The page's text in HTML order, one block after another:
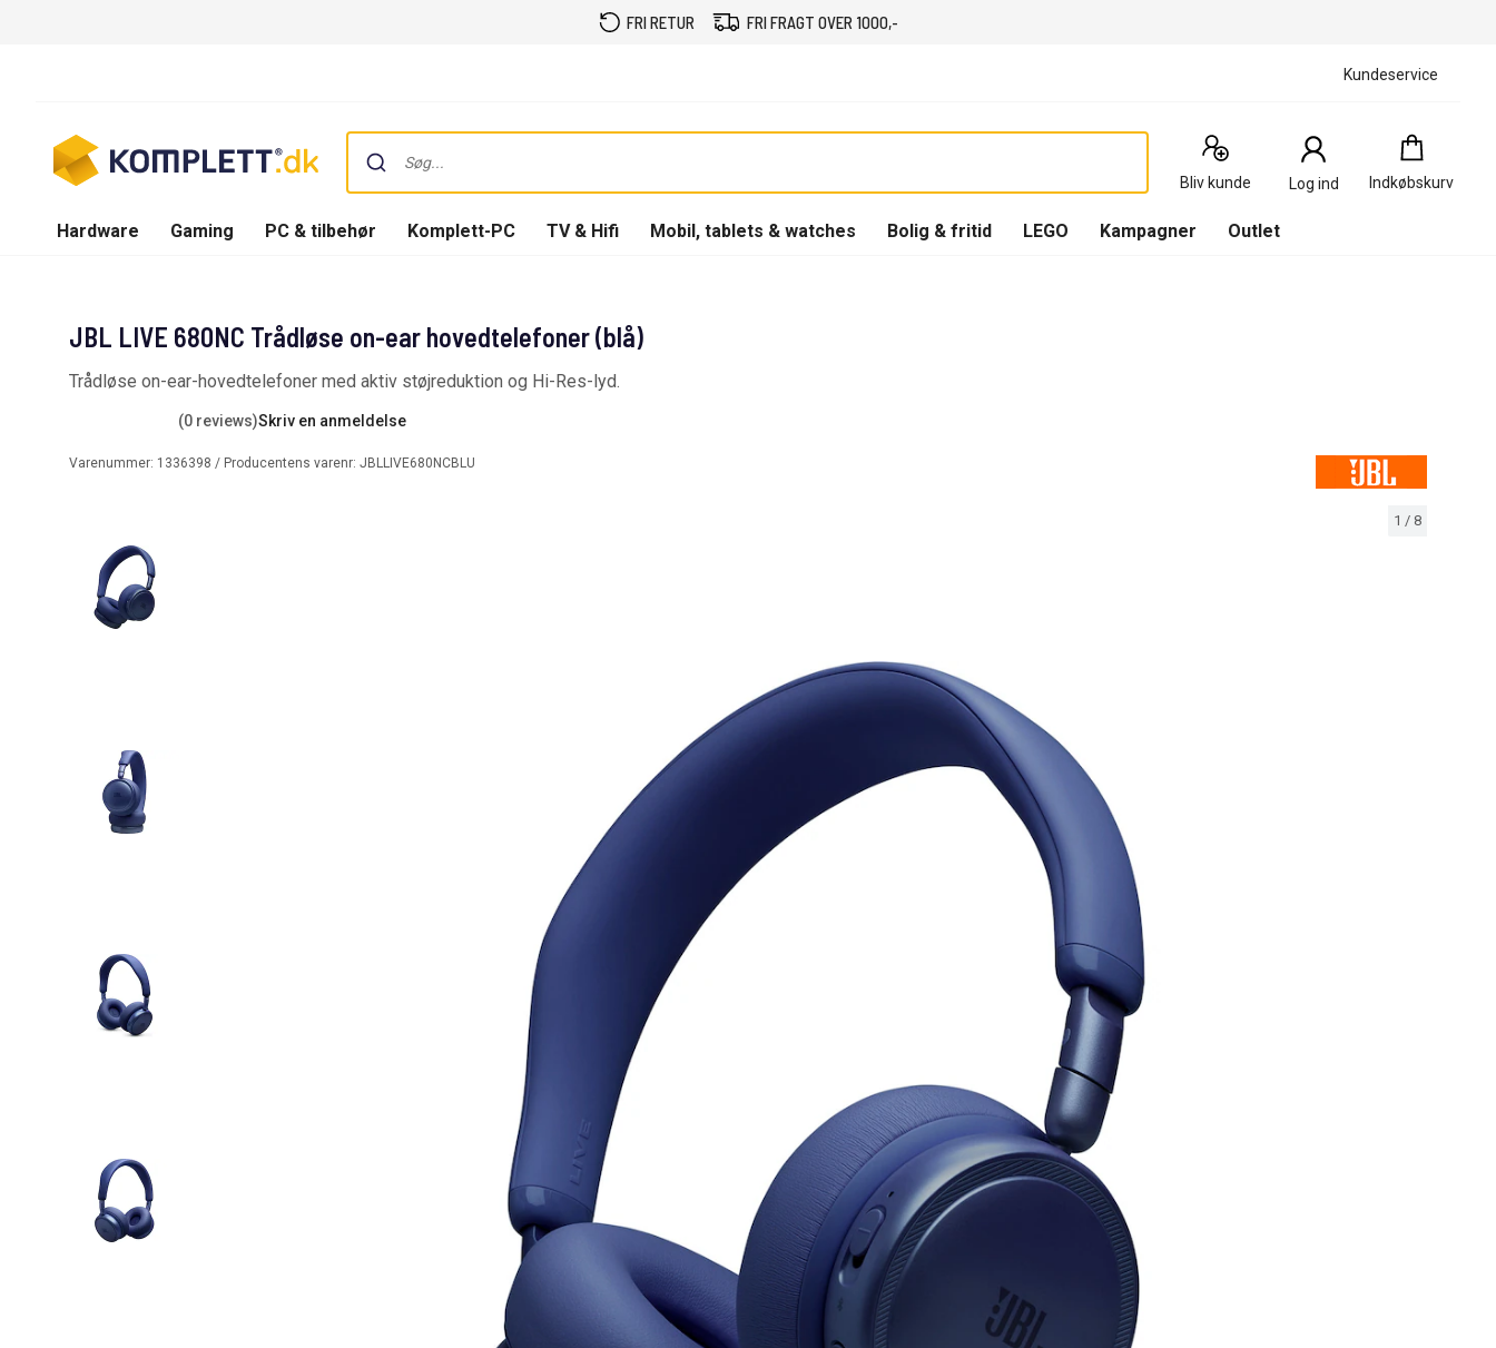
FRI RETUR FRI FRAGT OVER 1000,-
Kundeservice
Bliv kunde Log ind Indkøbskurv
Indkøbskurv
0
Produkter
Hardware Gaming PC & tilbehør Komplett-PC TV & Hifi Mobil, tablets & watches Bolig & fritid LEGO Kampagner Outlet
1 / 8
JBL LIVE 680NC Trådløse on-ear hovedtelefoner (blå)
Trådløse on-ear-hovedtelefoner med aktiv støjreduktion og Hi-Res-lyd.
(0 reviews)Skriv en anmeldelse
Varenummer: 1336398 / Producentens varenr: JBLLIVE680NCBLU